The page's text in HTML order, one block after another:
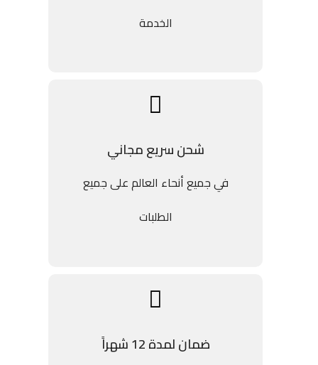
الخدمة
شحن سريع مجاني
في جميع أنحاء العالم على جميع
الطلبات
ضمان لمدة 12 شهراً